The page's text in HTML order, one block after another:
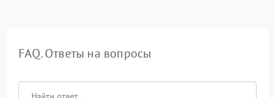
FAQ. Ответы на вопросы